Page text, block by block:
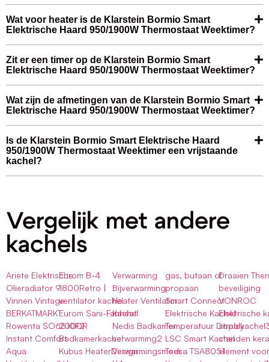
Wat voor heater is de Klarstein Bormio Smart
Elektrische Haard 950/1900W Thermostaat Weektimer?
Zit er een timer op de Klarstein Bormio Smart
Elektrische Haard 950/1900W Thermostaat Weektimer?
Wat zijn de afmetingen van de Klarstein Bormio Smart
Elektrische Haard 950/1900W Thermostaat Weektimer?
Is de Klarstein Bormio Smart Elektrische Haard
950/1900W Thermostaat Weektimer een vrijstaande
kachel?
Vergelijk met andere
kachels
Ariete Elektrische
Olieradiator 9
Vinnen Vintage
BERKATMARKT
Rowenta SO6510F2
Instant Comfort
Aqua
Eurom B-4
1800Retro |
ventilator kachel
Eurom Sani-Fanheat
2000R
Badkamerkachel
Kubus HeaterDesign
Verwarming
Bijverwarming
Heater Ventilator
Kachel
Nedis Badkamer
verwarming2
Verwarmingsmodi
gas, butaan of
propaan
Smart Connect
Elektrische Kachel
Temperatuur Display
LSC Smart Kachel
Teesa TSA8051
Draaien
beveiliging
VONROC
Elektrische
standen
element voor